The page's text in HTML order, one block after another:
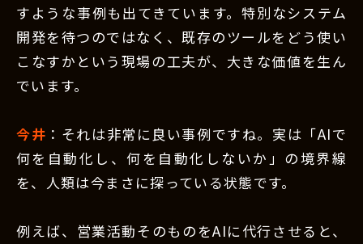
すような事例も出てきています。特別なシステム
開発を待つのではなく、既存のツールをどう使い
こなすかという現場の工夫が、大きな価値を生ん
でいます。
今井 ：それは非常に良い事例ですね。実は「AIで
何を自動化し、何を自動化しないか」の境界線
を、人類は今まさに探っている状態です。
例えば、営業活動そのものをAIに代行させると、